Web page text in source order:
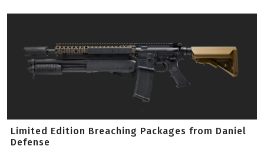
Limited Edition Breaching Packages from Daniel
Defense